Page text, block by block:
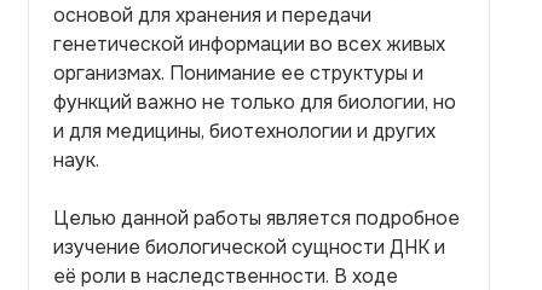
основой для хранения и передачи
генетической информации во всех живых
организмах. Понимание ее структуры и
функций важно не только для биологии, но
и для медицины, биотехнологии и других
наук.
Целью данной работы является подробное
изучение биологической сущности ДНК и
её роли в наследственности. В ходе